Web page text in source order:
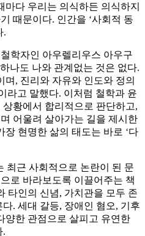
다 우리는 의식하든 의식하지
때문이다. 인간을 ‘사회적 동
.
학자인 아우렐리우스 아우구
나도 나와 관계없는 것은 없다.
, 진리와 자유와 인도와 정의
라고 말했다. 이처럼 철학과 윤
황에서 합리적으로 판단하고,
어울려 살아가는 길을 제시한
장 현명한 삶의 태도는 바로 ‘다
최근 사회적으로 논란이 된 문
로 바라보도록 이끌어주는 책
타인의 신념, 가치관을 모두 존
. 세대 갈등, 장애인 혐오, 기후
양한 관점으로 살피고 유연한
.